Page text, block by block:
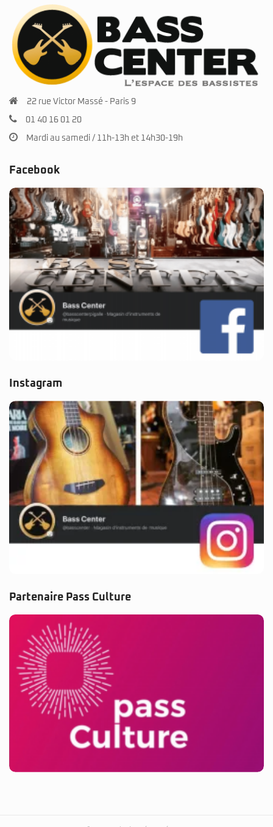
22 rue Victor Massé - Paris 9
01 40 16 01 20
Mardi au samedi / 11h-13h et 14h30-19h
Facebook
Instagram
Partenaire Pass Culture